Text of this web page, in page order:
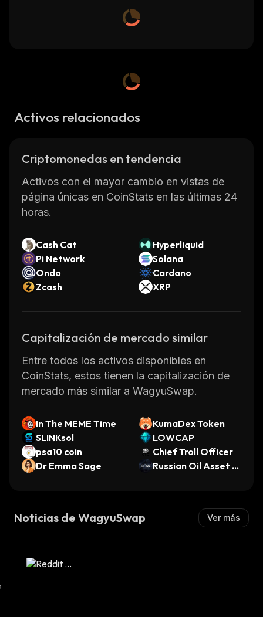
Activos relacionados
Criptomonedas en tendencia
Activos con el mayor cambio en vistas de
página únicas en CoinStats en las últimas 24
horas.
Cash Cat
Hyperliquid
Pi Network
Solana
Ondo
Cardano
Zcash
XRP
Capitalización de mercado similar
Entre todos los activos disponibles en
CoinStats, estos tienen la capitalización de
mercado más similar a WagyuSwap.
In The MEME Time
KumaDex Token
SLINKsol
LOWCAP
psa10 coin
Chief Troll Officer
Dr Emma Sage
Russian Oil Asset R
Noticias de WagyuSwap Ver más